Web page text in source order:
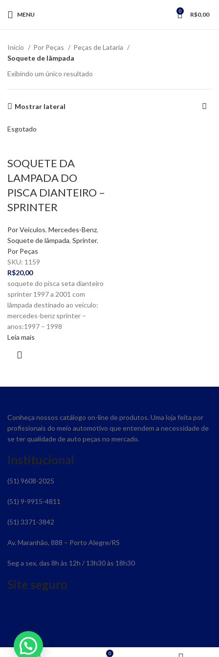
MENU 0 R$0,00
Início Por Peças
Peças de Lataria
Soquete de lâmpada
Exibindo um único resultado
Mostrar lateral
Esgotado
SOQUETE DA
LAMPADA DO
PISCA DIANTEIRO –
SPRINTER
Por Veículos, Mercedes-Benz,
Soquete de lâmpada, Sprinter,
Por Peças
SKU: 1159
R$20,00
soquete do pisca seta dianteiro
sprinter 1997 a 2001 com
lâmpada destinado ao veículo:
mercedes-benz sprinter –
anos:1997 – 1998
Leia mais
Conheça nossos catálogo on-line de produtos. Uma loja feita por
profissionais do meio automotivo que entendem a necessidade de
se ter qualidade de auto peças no mercado.
Institucional
(51) 9608-2025
(51) 9-9915-4811
(51) 3371-3842
Av. Maranhão, 888 – Porto Alegre/RS
Seg a sex, das 8h às 12h / 13h30 às 18h30
Site seguro
0